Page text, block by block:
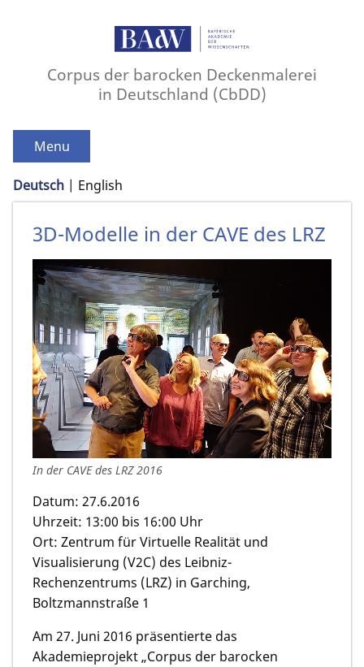
Corpus der barocken Deckenmalerei
in Deutschland (CbDD)
Menu
Deutsch English
3D-Modelle in der CAVE des LRZ
In der CAVE des LRZ 2016
Datum: 27.6.2016
Uhrzeit: 13:00 bis 16:00 Uhr
Ort: Zentrum für Virtuelle Realität und
Visualisierung (V2C) des Leibniz-
Rechenzentrums (LRZ) in Garching,
Boltzmannstraße 1
Am 27. Juni 2016 präsentierte das
Akademieprojekt „Corpus der barocken